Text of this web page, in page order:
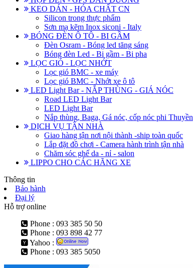
KEO DÁN - HÓA CHẤT CN
Silicon trong thực phẩm
Sơn mạ kẽm Inox siconi - Italy
BÓNG ĐÈN Ô TÔ - BI GẦM
Đèn Osram - Bóng led tăng sáng
Bóng đèn Led - Bi gầm - Bi pha
LỌC GIÓ - LỌC NHỚT
Lọc gió BMC - xe máy
Lọc gió BMC - Nhớt xe ô tô
LED Light Bar - NẮP THÙNG - GIÁ NÓC
Road LED Light Bar
LED Light Bar
Nắp thùng, Baga, Gá nóc, cốp nóc phi Thuyền
DỊCH VỤ TẬN NHÀ
Giao hàng tận nơi nội thành -ship toàn quốc
Lắp đặt đồ chơi - Camera hành trình tận nhà
Chăm sóc ghế da - nỉ - salon
LIPPO CHO CÁC HÃNG XE
Thông tin
Bảo hành
Đại lý
Hỗ trợ online
Phone : 093 385 50 50
Phone : 093 898 42 77
Yahoo :
Phone : 093 385 5050